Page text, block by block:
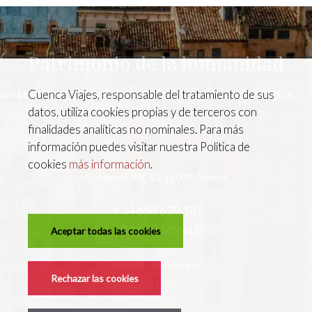
Patrimonio de la humanidad
Le surmergimos en la esencia de esta ciudad histórica.
+34 658 629 185
+34 609 669 609
Contacta con nosotros
Cuenca Viajes, responsable del tratamiento de sus
datos, utiliza cookies propias y de terceros con
finalidades analíticas no nominales. Para más
información puedes visitar nuestra Política de
cookies más información.
Aceptar todas las cookies
Rechazar las cookies